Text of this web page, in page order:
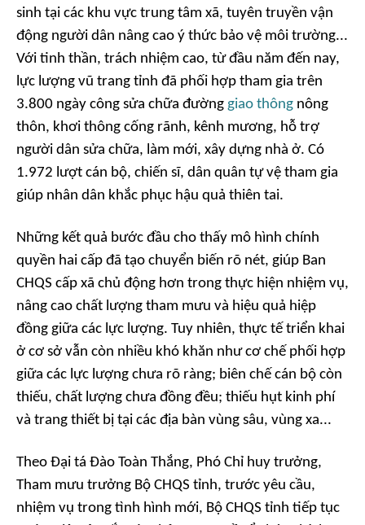
sinh tại các khu vực trung tâm xã, tuyên truyền vận
động người dân nâng cao ý thức bảo vệ môi trường...
Với tinh thần, trách nhiệm cao, từ đầu năm đến nay,
lực lượng vũ trang tỉnh đã phối hợp tham gia trên
3.800 ngày công sửa chữa đường giao thông nông
thôn, khơi thông cống rãnh, kênh mương, hỗ trợ
người dân sửa chữa, làm mới, xây dựng nhà ở. Có
1.972 lượt cán bộ, chiến sĩ, dân quân tự vệ tham gia
giúp nhân dân khắc phục hậu quả thiên tai.
Những kết quả bước đầu cho thấy mô hình chính
quyền hai cấp đã tạo chuyển biến rõ nét, giúp Ban
CHQS cấp xã chủ động hơn trong thực hiện nhiệm vụ,
nâng cao chất lượng tham mưu và hiệu quả hiệp
đồng giữa các lực lượng. Tuy nhiên, thực tế triển khai
ở cơ sở vẫn còn nhiều khó khăn như cơ chế phối hợp
giữa các lực lượng chưa rõ ràng; biên chế cán bộ còn
thiếu, chất lượng chưa đồng đều; thiếu hụt kinh phí
và trang thiết bị tại các địa bàn vùng sâu, vùng xa...
Theo Đại tá Đào Toàn Thắng, Phó Chỉ huy trưởng,
Tham mưu trưởng Bộ CHQS tỉnh, trước yêu cầu,
nhiệm vụ trong tình hình mới, Bộ CHQS tỉnh tiếp tục